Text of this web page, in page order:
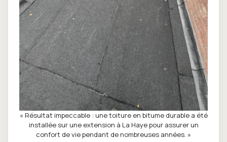
« Résultat impeccable : une toiture en bitume durable a été
installée sur une extension à La Haye pour assurer un
confort de vie pendant de nombreuses années. »